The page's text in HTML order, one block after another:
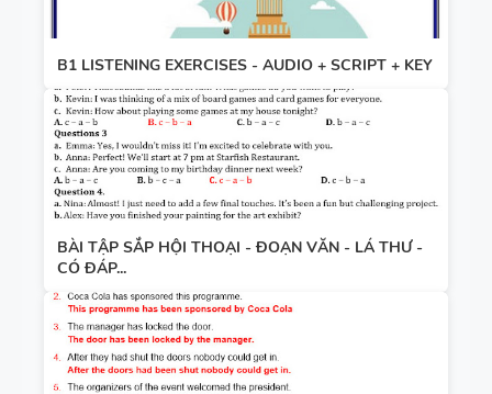
B1 LISTENING EXERCISES - AUDIO + SCRIPT + KEY
BÀI TẬP SẮP HỘI THOẠI - ĐOẠN VĂN - LÁ THƯ -
CÓ ĐÁP...